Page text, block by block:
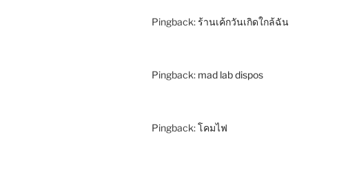
Pingback:ร้านเค้กวันเกิดใกล้ฉัน
Pingback: mad lab dispos
Pingback:โคมไฟ